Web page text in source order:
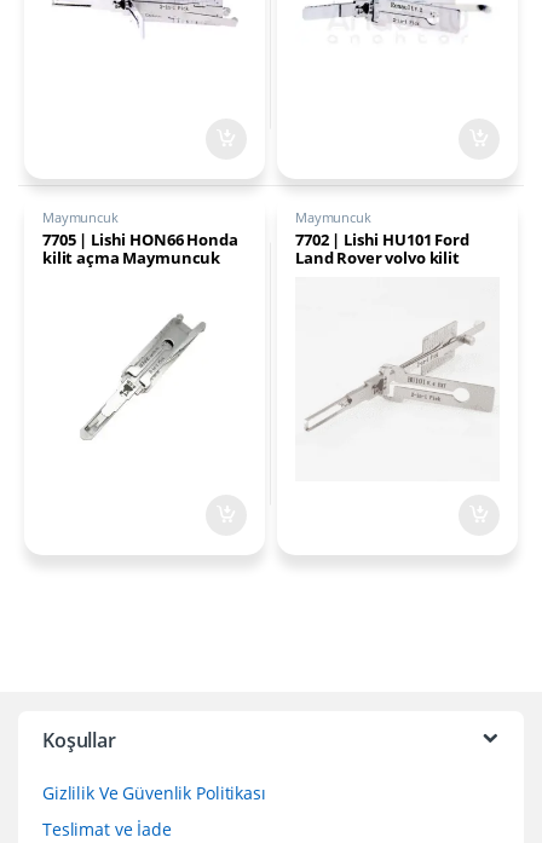
Maymuncuk
7705 | Lishi HON66 Honda
kilit açma Maymuncuk
Maymuncuk
7702 | Lishi HU101 Ford
Land Rover volvo kilit
Koşullar
Gizlilik Ve Güvenlik Politikası
Teslimat ve İade